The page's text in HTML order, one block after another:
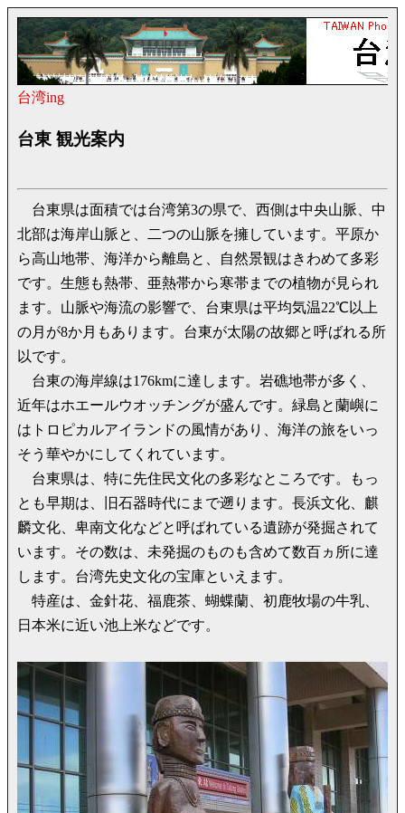
台湾ing
台東 観光案内
台東県は面積では台湾第3の県で、西側は中央山脈、中
北部は海岸山脈と、二つの山脈を擁しています。平原か
ら高山地帯、海洋から離島と、自然景観はきわめて多彩
です。生態も熱帯、亜熱帯から寒帯までの植物が見られ
ます。山脈や海流の影響で、台東県は平均気温22℃以上
の月が8か月もあります。台東が太陽の故郷と呼ばれる所
以です。
台東の海岸線は176kmに達します。岩礁地帯が多く、
近年はホエールウオッチングが盛んです。緑島と蘭嶼に
はトロピカルアイランドの風情があり、海洋の旅をいっ
そう華やかにしてくれています。
台東県は、特に先住民文化の多彩なところです。もっ
とも早期は、旧石器時代にまで遡ります。長浜文化、麒
麟文化、卑南文化などと呼ばれている遺跡が発掘されて
います。その数は、未発掘のものも含めて数百ヵ所に達
します。台湾先史文化の宝庫といえます。
特産は、金針花、福鹿茶、蝴蝶蘭、初鹿牧場の牛乳、
日本米に近い池上米などです。